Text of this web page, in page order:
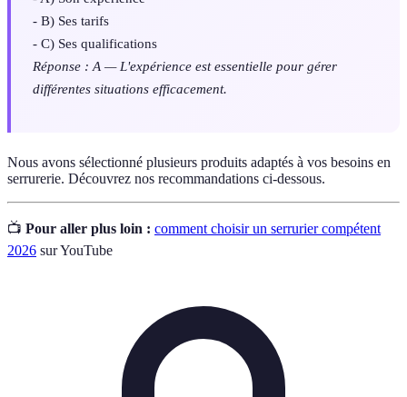
- B) Ses tarifs
- C) Ses qualifications
Réponse : A — L'expérience est essentielle pour gérer
différentes situations efficacement.
Nous avons sélectionné plusieurs produits adaptés à vos besoins en
serrurerie. Découvrez nos recommandations ci-dessous.
📺 Pour aller plus loin : comment choisir un serrurier compétent
2026 sur YouTube